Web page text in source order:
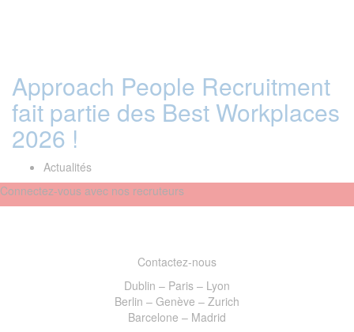
Approach People Recruitment
fait partie des Best Workplaces
2026 !
Actualités
Connectez-vous avec nos recruteurs
Contactez-nous
Dublin – Paris – Lyon
Berlin – Genève – Zurich
Barcelone – Madrid